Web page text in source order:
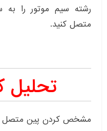
رشته سیم موتور را
متصل کنید.
تحلیل
مشخص کردن پین متصل